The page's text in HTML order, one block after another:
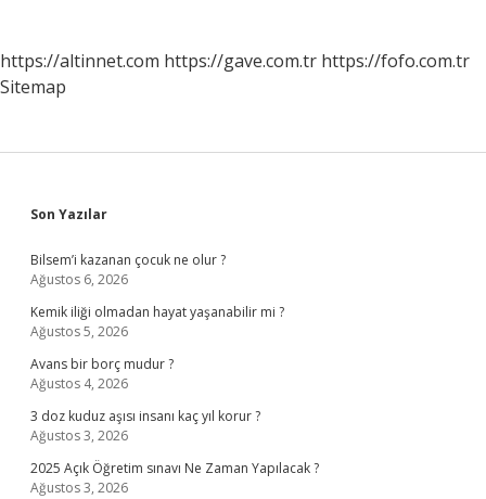
Mi
https://altinnet.com https://gave.com.tr https://fofo.com.tr
Sitemap
Sidebar
Son Yazılar
Bilsem’i kazanan çocuk ne olur ?
Ağustos 6, 2026
Kemik iliği olmadan hayat yaşanabilir mi ?
Ağustos 5, 2026
Avans bir borç mudur ?
Ağustos 4, 2026
3 doz kuduz aşısı insanı kaç yıl korur ?
Ağustos 3, 2026
2025 Açık Öğretim sınavı Ne Zaman Yapılacak ?
Ağustos 3, 2026